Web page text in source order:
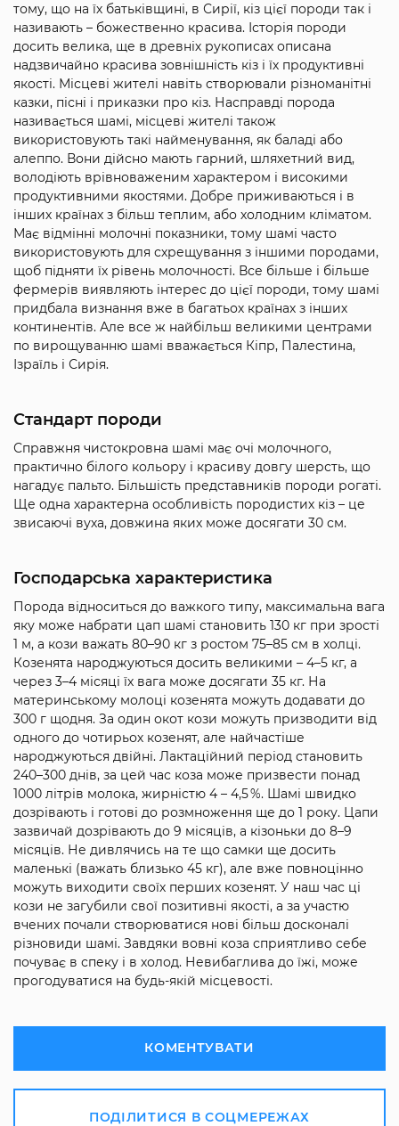
тому, що на їх батьківщині, в Сирії, кіз цієї породи так і
називають – божественно красива. Історія породи
досить велика, ще в древніх рукописах описана
надзвичайно красива зовнішність кіз і їх продуктивні
якості. Місцеві жителі навіть створювали різноманітні
казки, пісні і приказки про кіз. Насправді порода
називається шамі, місцеві жителі також
використовують такі найменування, як баладі або
алеппо. Вони дійсно мають гарний, шляхетний вид,
володіють врівноваженим характером і високими
продуктивними якостями. Добре приживаються і в
інших країнах з більш теплим, або холодним кліматом.
Має відмінні молочні показники, тому шамі часто
використовують для схрещування з іншими породами,
щоб підняти їх рівень молочності. Все більше і більше
фермерів виявляють інтерес до цієї породи, тому шамі
придбала визнання вже в багатьох країнах з інших
континентів. Але все ж найбільш великими центрами
по вирощуванню шамі вважається Кіпр, Палестина,
Ізраїль і Сирія.
Стандарт породи
Справжня чистокровна шамі має очі молочного,
практично білого кольору і красиву довгу шерсть, що
нагадує пальто. Більшість представників породи рогаті.
Ще одна характерна особливість породистих кіз – це
звисаючі вуха, довжина яких може досягати 30 см.
Господарська характеристика
Порода відноситься до важкого типу, максимальна вага
яку може набрати цап шамі становить 130 кг при зрості
1 м, а кози важать 80–90 кг з ростом 75–85 см в холці.
Козенята народжуються досить великими – 4–5 кг, а
через 3–4 місяці їх вага може досягати 35 кг. На
материнському молоці козенята можуть додавати до
300 г щодня. За один окот кози можуть призводити від
одного до чотирьох козенят, але найчастіше
народжуються двійні. Лактаційний період становить
240–300 днів, за цей час коза може призвести понад
1000 літрів молока, жирністю 4 – 4,5 %. Шамі швидко
дозрівають і готові до розмноження ще до 1 року. Цапи
зазвичай дозрівають до 9 місяців, а кізоньки до 8–9
місяців. Не дивлячись на те що самки ще досить
маленькі (важать близько 45 кг), але вже повноцінно
можуть виходити своїх перших козенят. У наш час ці
кози не загубили свої позитивні якості, а за участю
вчених почали створюватися нові більш досконалі
різновиди шамі. Завдяки вовні коза сприятливо себе
почуває в спеку і в холод. Невибаглива до їжі, може
прогодуватися на будь-якій місцевості.
КОМЕНТУВАТИ
ПОДІЛИТИСЯ В СОЦМЕРЕЖАХ